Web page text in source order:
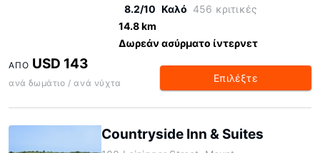
8.2/10 Καλό 456 κριτικές
14.8 km
Δωρεάν ασύρματο ίντερνετ
ΑΠΌ USD 143
ανά δωμάτιο / ανά νύχτα Επιλέξτε
Countryside Inn & Suites